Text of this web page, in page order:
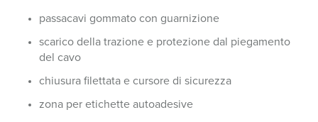
passacavi gommato con guarnizione
scarico della trazione e protezione dal piegamento
del cavo
chiusura filettata e cursore di sicurezza
zona per etichette autoadesive